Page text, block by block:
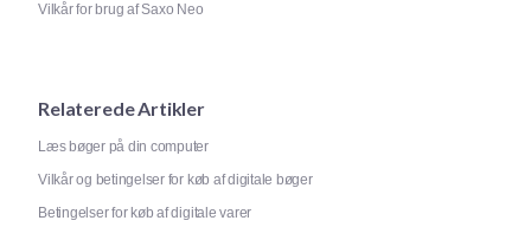
Vilkår for brug af Saxo Neo
Relaterede Artikler
Læs bøger på din computer
Vilkår og betingelser for køb af digitale bøger
Betingelser for køb af digitale varer